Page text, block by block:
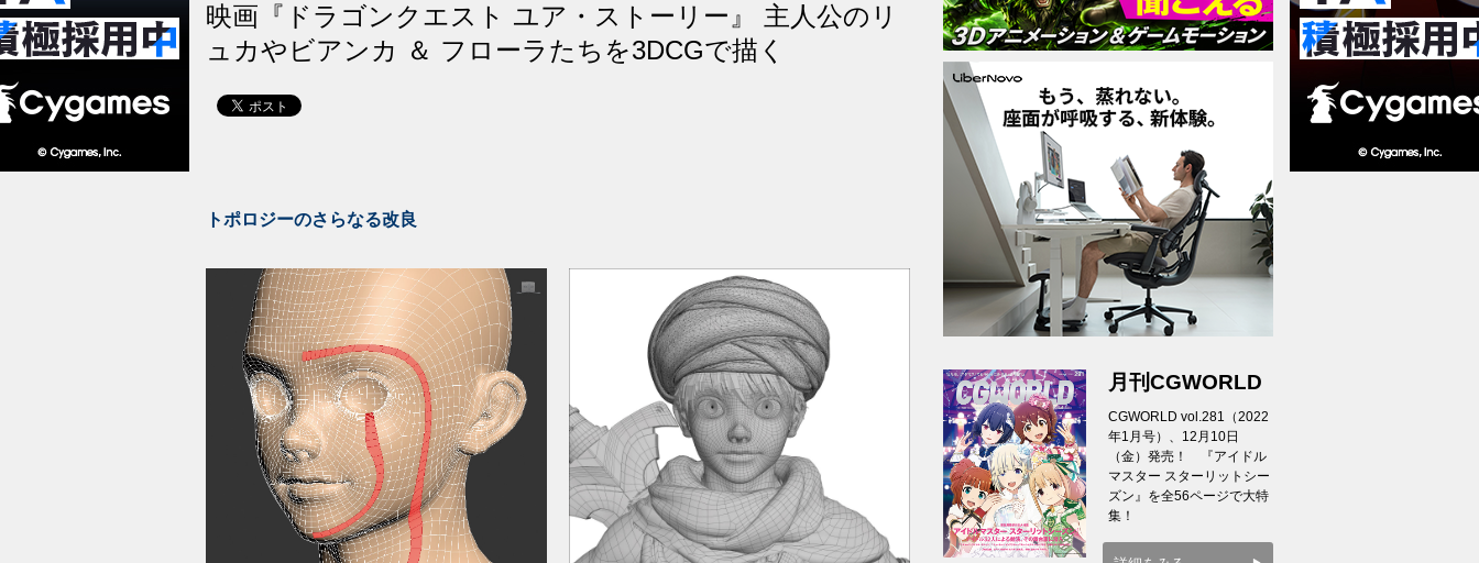
映画『ドラゴンクエスト ユア・ストーリー』 主人公のリ
ュカやビアンカ ＆ フローラたちを3DCGで描く
トポロジーのさらなる改良
月刊CGWORLD
CGWORLD vol.281（2022
年1月号）、12月10日
（金）発売！ 『アイドル
マスター スターリットシー
ズン』を全56ページで大特
集！